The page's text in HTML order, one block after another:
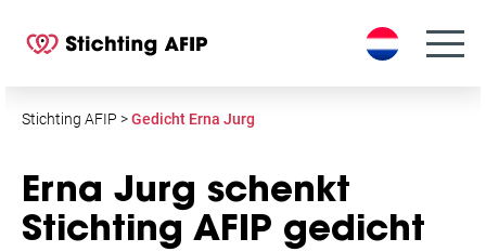
Stichting AFIP >Gedicht Erna Jurg
Erna Jurg schenkt
Stichting AFIP gedicht